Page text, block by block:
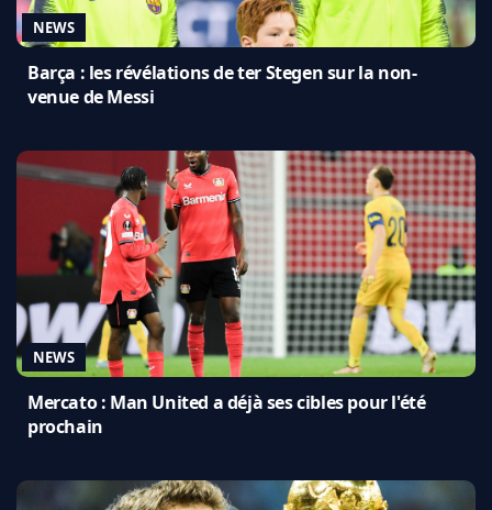
NEWS
Barça : les révélations de ter Stegen sur la non-
venue de Messi
NEWS
Mercato : Man United a déjà ses cibles pour l'été
prochain